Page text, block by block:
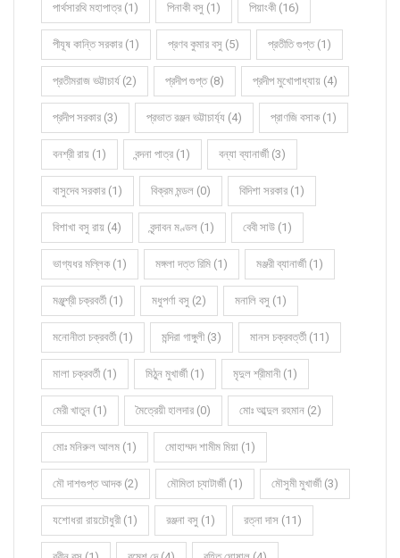
পার্থসারথি মহাপাত্র (1) পিনাকী বসু (1) পিয়াংকী (16)
পীযূষ কান্তি সরকার (1) প্রণব কুমার বসু (5) প্রতীতি গুপ্ত (1)
প্রতীমরাজ ভট্টাচার্য (2) প্রদীপ গুপ্ত (8) প্রদীপ মুখোপাধ্যায় (4)
প্রদীপ সরকার (3) প্রভাত রঞ্জন ভট্টাচার্য্য (4) প্রাণজি বসাক (1)
বনশ্রী রায় (1) বন্দনা পাত্র (1) বন্যা ব্যানার্জী (3)
বাসুদেব সরকার (1) বিক্রম মন্ডল (0) বিদিশা সরকার (1)
বিশাখা বসু রায় (4) বৃন্দাবন মণ্ডল (1) বেবী সাউ (1)
ভাগ্যধর মল্লিক (1) মঙ্গলা দত্ত রিমি (1) মঞ্জরী ব্যানার্জী (1)
মঞ্জুশ্রী চক্রবর্তী (1) মধুপর্ণা বসু (2) মনালি বসু (1)
মনোনীতা চক্রবর্তী (1) মন্দিরা গাঙ্গুলী (3) মানস চক্রবর্ত্তী (11)
মালা চক্রবর্তী (1) মিঠুন মুখার্জী (1) মৃদুল শ্রীমানী (1)
মেরী খাতুন (1) মৈত্রেয়ী হালদার (0) মোঃ আব্দুল রহমান (2)
মোঃ মনিরুল আলম (1) মোহাম্মদ শামীম মিয়া (1)
মৌ দাশগুপ্ত আদক (2) মৌমিতা চ্যাটার্জী (1) মৌসুমী মুখার্জী (3)
যশোধরা রায়চৌধুরী (1) রঞ্জনা বসু (1) রত্না দাস (11)